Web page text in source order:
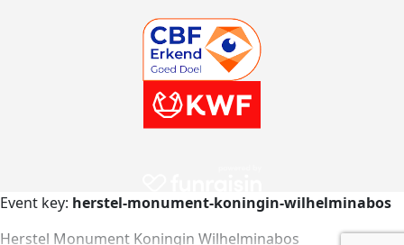
Event key: herstel-monument-koningin-wilhelminabos
Herstel Monument Koningin Wilhelminabos